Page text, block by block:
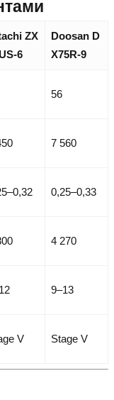
ZX
6
Doosan D
X75R-9
56
7 560
0,25–0,33
4 270
9–13
V Stage V